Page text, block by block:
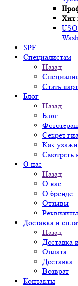
Хит
SPF
Специалистам
Назад
Стать
Блог
Назад
Блог
Секрет
Как
Смотреть
О нас
Назад
О нас
О бренде
Отзывы
Реквизиты
Доставка и
Назад
Доставка
Оплата
Доставка
Возврат
Контакты